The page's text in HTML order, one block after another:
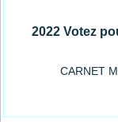
2022 Votez
CARNET